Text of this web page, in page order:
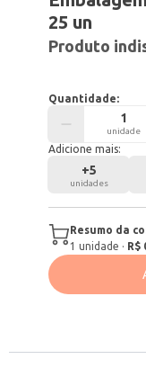
25 un
Produto
Quantidade:
unidade
Adicione mais:
+5
unidades
Resumo da
1 unidade · R$